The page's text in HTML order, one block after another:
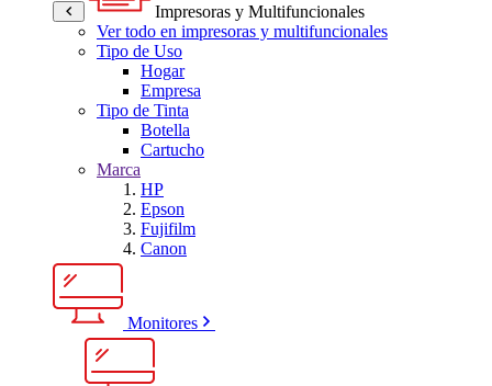
Impresoras y Multifuncionales
Ver todo en impresoras y multifuncionales
Tipo de Uso
Hogar
Empresa
Tipo de Tinta
Botella
Cartucho
Marca
HP
Epson
Fujifilm
Canon
Monitores